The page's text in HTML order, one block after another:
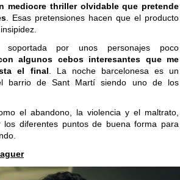
mediocre thriller olvidable que pretende
. Esas pretensiones hacen que el producto
soportada por unos personajes poco
algunos cebos interesantes que me
el final . La noche barcelonesa es un
barrio de Sant Martí siendo uno de los
el abandono, la violencia y el maltrato,
los diferentes puntos de buena forma para